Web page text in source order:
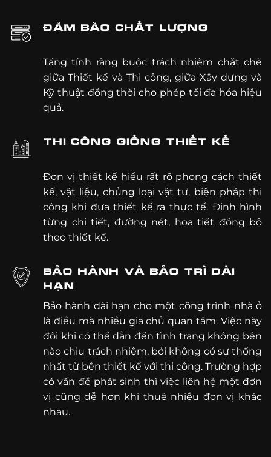
ĐẢM BẢO CHẤT LƯỢNG
Tăng tính ràng buộc trách nhiệm chặt chẽ
giữa Thiết kế và Thi công, giữa Xây dựng và
Kỹ thuật đồng thời cho phép tối đa hóa hiệu
quả.
THI CÔNG GIỐNG THIẾT KẾ
Đơn vị thiết kế hiểu rất rõ phong cách thiết
kế, vật liệu, chủng loại vật tư, biện pháp thi
công khi đưa thiết kế ra thực tế. Định hình
từng chi tiết, đường nét, họa tiết đồng bộ
theo thiết kế.
BẢO HÀNH VÀ BẢO TRÌ DÀI
HẠN
Bảo hành dài hạn cho một công trình nhà ở
là điều mà nhiều gia chủ quan tâm. Việc này
đôi khi có thể dẫn đến tình trạng không bên
nào chịu trách nhiệm, bởi không có sự thống
nhất từ bên thiết kế với thi công. Trường hợp
có vấn đề phát sinh thì việc liên hệ một đơn
vị cũng dễ hơn khi thuê nhiều đơn vị khác
nhau.